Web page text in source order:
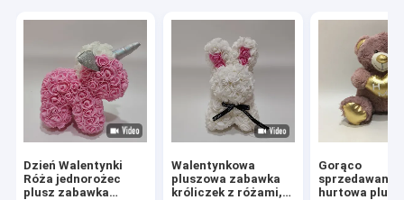
Dzień Walentynki
Róża jednorożec
plusz zabawka
Walentynkowa
pluszowa zabawka
króliczek z różami,
Gorąco
sprzedawana
hurtowa